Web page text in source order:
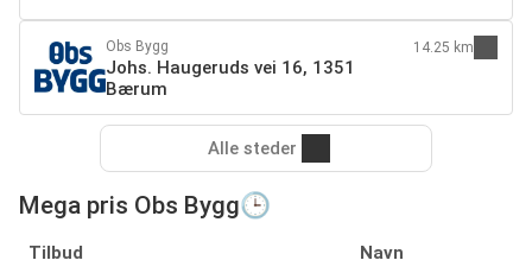
Obs Bygg
Johs. Haugeruds vei 16, 1351
Bærum
14.25 km
Alle steder
Mega pris Obs Bygg🕒
Tilbud Navn